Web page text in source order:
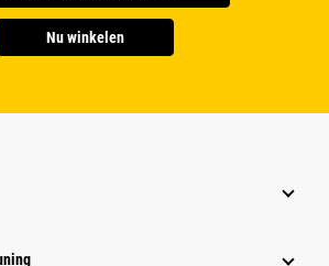
Nu winkelen